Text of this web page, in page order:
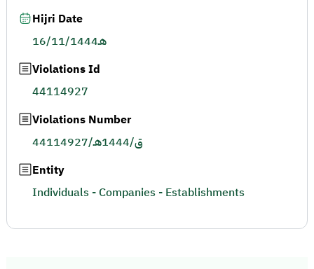
Hijri Date
16/11/1444هـ
Violations Id
44114927
Violations Number
44114927/ق/1444هـ
Entity
Individuals - Companies - Establishments